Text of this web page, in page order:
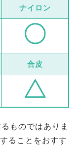
ナイロン
合皮
ものではありま
ることをおすす